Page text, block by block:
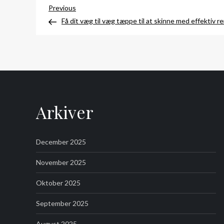
Indlægsnavigation
Previous
Post
Previous
Få dit væg til væg tæppe til at skinne med effektiv
Arkiver
December 2025
November 2025
Oktober 2025
September 2025